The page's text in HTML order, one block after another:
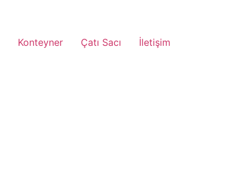
Konteyner Çatı Sacı İletişim